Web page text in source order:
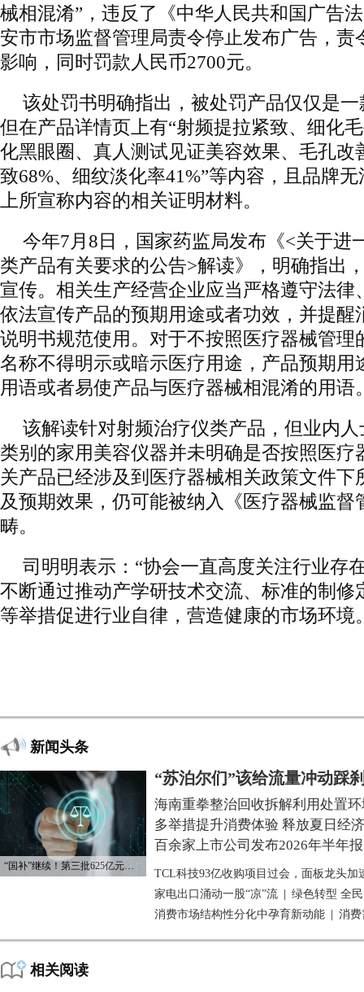
械相混淆”，违反了《中华人民共和国广告
安市市场监督管理局责令停止发布广告，责
影响，同时罚款人民币2700元。
该处罚书明确指出，被处罚产品仅仅是
但在产品详情页上有“射频提拉紧致、细化
化黑眼圈、真人测试见证美容效果、毛孔改
致68%、细纹淡化率41%”等内容，且品牌
上所宣称内容的相关证明材料。
今年7月8日，国家药监局发布《<关于进
类产品有关要求的公告>解读》，明确指出
宣传。相关生产经营企业应当严格遵守法律
依法宣传产品的预期用途或者功效，并提醒
说明书规范使用。对于不按照医疗器械管理
名称不得明示或暗示医疗用途，产品预期用
用语或者易使产品与医疗器械相混淆的用语
该解读针对射频治疗仪类产品，但业内
类别的家用美容仪器并未明确是否按照医疗
关产品已经涉及到医疗器械相关政策文件下
及预期效果，仍可能被纳入《医疗器械监督
畴。
司明明表示：“协会一直高度关注行业存
不断通过推动产学研技术交流、标准的制修
等举措促进行业自律，营造健康的市场环境
新闻头条
“国补”继续！第三批625亿元资金已下达
“苏泊尔们”该给流量冲动踩
海南重拳整治回收拆解利用处置
多举措提升消费体验 释放夏日经
百余家上市公司发布2026年半年报
TCL科技93亿收购项目过会，面板龙头加
家电出口涌动一股“凉”流
绿色转型 全
消费市场结构性分化中孕育新动能
消费
相关阅读